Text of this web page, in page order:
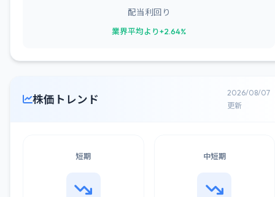
配当利回り
業界平均より+2.64%
株価トレンド
2026/08/07
更新
短期 中短期